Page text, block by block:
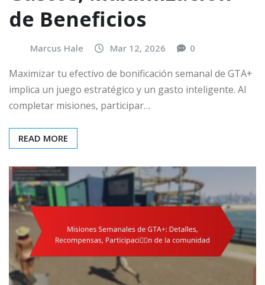
de Beneficios
Marcus Hale Mar 12, 2026 0
Maximizar tu efectivo de bonificación semanal de GTA+
implica un juego estratégico y un gasto inteligente. Al
completar misiones, participar…
READ MORE